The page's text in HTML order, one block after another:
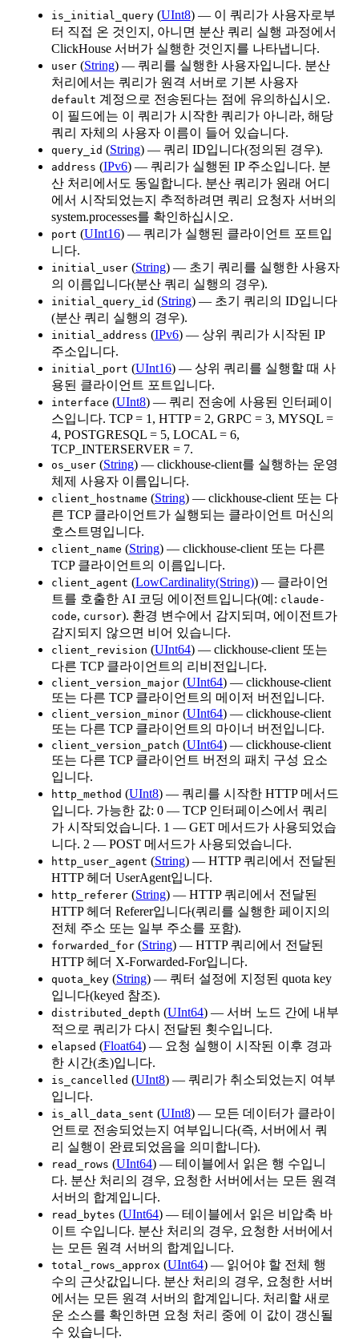
is_initial_query (UInt8) — 이 쿼리가 사용자로부
터 직접 온 것인지, 아니면 분산 쿼리 실행 과정에서
ClickHouse 서버가 실행한 것인지를 나타냅니다.
user (String) — 쿼리를 실행한 사용자입니다. 분산
처리에서는 쿼리가 원격 서버로 기본 사용자
default 계정으로 전송된다는 점에 유의하십시오.
이 필드에는 이 쿼리가 시작한 쿼리가 아니라, 해당
쿼리 자체의 사용자 이름이 들어 있습니다.
query_id (String) — 쿼리 ID입니다(정의된 경우).
address (IPv6) — 쿼리가 실행된 IP 주소입니다. 분
산 처리에서도 동일합니다. 분산 쿼리가 원래 어디
에서 시작되었는지 추적하려면 쿼리 요청자 서버의
system.processes를 확인하십시오.
port (UInt16) — 쿼리가 실행된 클라이언트 포트입
니다.
initial_user (String) — 초기 쿼리를 실행한 사용자
의 이름입니다(분산 쿼리 실행의 경우).
initial_query_id (String) — 초기 쿼리의 ID입니다
(분산 쿼리 실행의 경우).
initial_address (IPv6) — 상위 쿼리가 시작된 IP
주소입니다.
initial_port (UInt16) — 상위 쿼리를 실행할 때 사
용된 클라이언트 포트입니다.
interface (UInt8) — 쿼리 전송에 사용된 인터페이
스입니다. TCP = 1, HTTP = 2, GRPC = 3, MYSQL =
4, POSTGRESQL = 5, LOCAL = 6,
TCP_INTERSERVER = 7.
os_user (String) — clickhouse-client를 실행하는 운영
체제 사용자 이름입니다.
client_hostname (String) — clickhouse-client 또는 다
른 TCP 클라이언트가 실행되는 클라이언트 머신의
호스트명입니다.
client_name (String) — clickhouse-client 또는 다른
TCP 클라이언트의 이름입니다.
client_agent (LowCardinality(String)) — 클라이언
트를 호출한 AI 코딩 에이전트입니다(예: claude-
code, cursor). 환경 변수에서 감지되며, 에이전트가
감지되지 않으면 비어 있습니다.
client_revision (UInt64) — clickhouse-client 또는
다른 TCP 클라이언트의 리비전입니다.
client_version_major (UInt64) — clickhouse-client
또는 다른 TCP 클라이언트의 메이저 버전입니다.
client_version_minor (UInt64) — clickhouse-client
또는 다른 TCP 클라이언트의 마이너 버전입니다.
client_version_patch (UInt64) — clickhouse-client
또는 다른 TCP 클라이언트 버전의 패치 구성 요소
입니다.
http_method (UInt8) — 쿼리를 시작한 HTTP 메서드
입니다. 가능한 값: 0 — TCP 인터페이스에서 쿼리
가 시작되었습니다. 1 — GET 메서드가 사용되었습
니다. 2 — POST 메서드가 사용되었습니다.
http_user_agent (String) — HTTP 쿼리에서 전달된
HTTP 헤더 UserAgent입니다.
http_referer (String) — HTTP 쿼리에서 전달된
HTTP 헤더 Referer입니다(쿼리를 실행한 페이지의
전체 주소 또는 일부 주소를 포함).
forwarded_for (String) — HTTP 쿼리에서 전달된
HTTP 헤더 X-Forwarded-For입니다.
quota_key (String) — 쿼터 설정에 지정된 quota key
입니다(keyed 참조).
distributed_depth (UInt64) — 서버 노드 간에 내부
적으로 쿼리가 다시 전달된 횟수입니다.
elapsed (Float64) — 요청 실행이 시작된 이후 경과
한 시간(초)입니다.
is_cancelled (UInt8) — 쿼리가 취소되었는지 여부
입니다.
is_all_data_sent (UInt8) — 모든 데이터가 클라이
언트로 전송되었는지 여부입니다(즉, 서버에서 쿼
리 실행이 완료되었음을 의미합니다).
read_rows (UInt64) — 테이블에서 읽은 행 수입니
다. 분산 처리의 경우, 요청한 서버에서는 모든 원격
서버의 합계입니다.
read_bytes (UInt64) — 테이블에서 읽은 비압축 바
이트 수입니다. 분산 처리의 경우, 요청한 서버에서
는 모든 원격 서버의 합계입니다.
total_rows_approx (UInt64) — 읽어야 할 전체 행
수의 근삿값입니다. 분산 처리의 경우, 요청한 서버
에서는 모든 원격 서버의 합계입니다. 처리할 새로
운 소스를 확인하면 요청 처리 중에 이 값이 갱신될
수 있습니다.